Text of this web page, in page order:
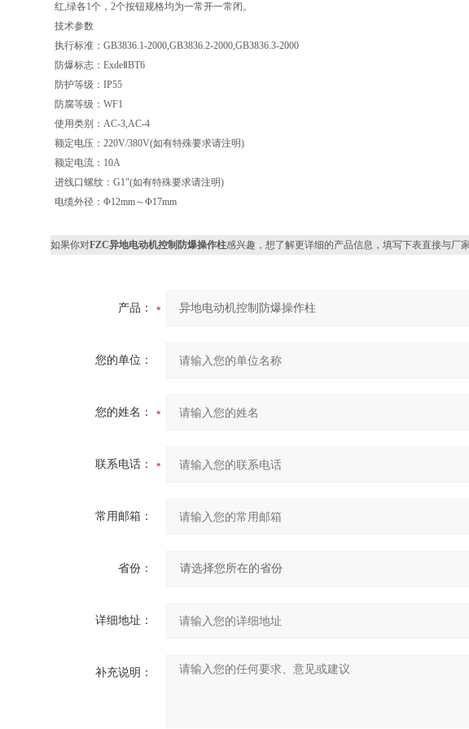
红,绿各1个，2个按钮规格均为一常开一常闭。
技术参数
执行标准：GB3836.1-2000,GB3836.2-2000,GB3836.3-2000
防爆标志：ExdeⅡBT6
防护等级：IP55
防腐等级：WF1
使用类别：AC-3,AC-4
额定电压：220V/380V(如有特殊要求请注明)
额定电流：10A
进线口螺纹：G1″(如有特殊要求请注明)
电缆外径：Φ12mm～Φ17mm
如果你对FZC异地电动机控制防爆操作柱感兴趣，想了解更详细的产品信息，填写下表直接与厂
产品：
您的单位：
您的姓名：
联系电话：
常用邮箱：
省份：
详细地址：
补充说明：